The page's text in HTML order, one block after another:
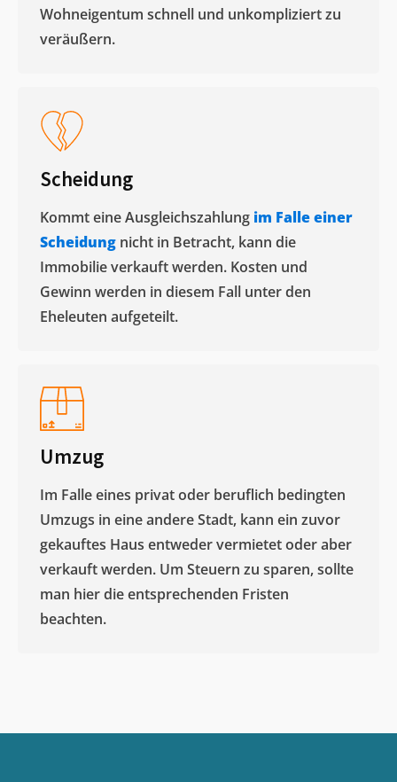
Wohneigentum schnell und unkompliziert zu
veräußern. ​
Scheidung
Kommt eine Ausgleichszahlung im Falle einer
Scheidung nicht in Betracht, kann die
Immobilie verkauft werden. Kosten und
Gewinn werden in diesem Fall unter den
Eheleuten aufgeteilt.​
Umzug
Im Falle eines privat oder beruflich bedingten
Umzugs in eine andere Stadt, kann ein zuvor
gekauftes Haus entweder vermietet oder aber
verkauft werden. Um Steuern zu sparen, sollte
man hier die entsprechenden Fristen
beachten.